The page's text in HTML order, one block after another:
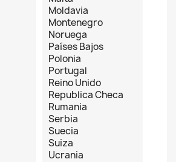
Moldavia
Montenegro
Noruega
Países Bajos
Polonia
Portugal
Reino Unido
Republica Checa
Rumania
Serbia
Suecia
Suiza
Ucrania